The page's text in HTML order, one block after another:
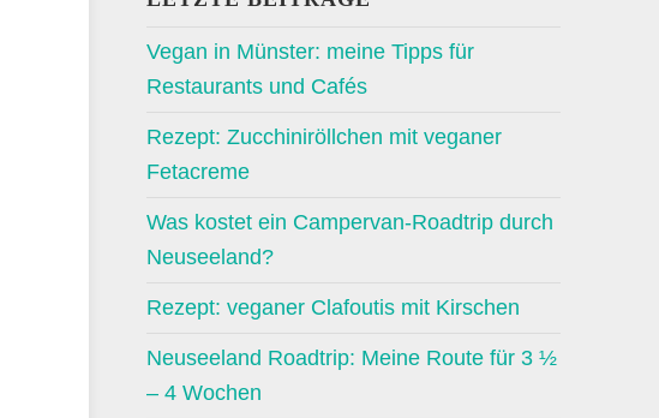
Vegan in Münster: meine Tipps für
Restaurants und Cafés
Rezept: Zucchiniröllchen mit veganer
Fetacreme
Was kostet ein Campervan-Roadtrip durch
Neuseeland?
Rezept: veganer Clafoutis mit Kirschen
Neuseeland Roadtrip: Meine Route für 3 ½
– 4 Wochen